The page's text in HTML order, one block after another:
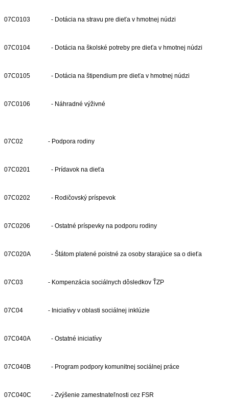
07C0103 - Dotácia na stravu pre dieťa v hmotnej núdzi
07C0104 - Dotácia na školské potreby pre dieťa v hmotnej núdzi
07C0105 - Dotácia na štipendium pre dieťa v hmotnej núdzi
07C0106 - Náhradné výživné
07C02 - Podpora rodiny
07C0201 - Prídavok na dieťa
07C0202 - Rodičovský príspevok
07C0206 - Ostatné príspevky na podporu rodiny
07C020A - Štátom platené poistné za osoby starajúce sa o dieťa
07C03 - Kompenzácia sociálnych dôsledkov ŤZP
07C04 - Iniciatívy v oblasti sociálnej inklúzie
07C040A - Ostatné iniciatívy
07C040B - Program podpory komunitnej sociálnej práce
07C040C - Zvýšenie zamestnateľnosti cez FSR